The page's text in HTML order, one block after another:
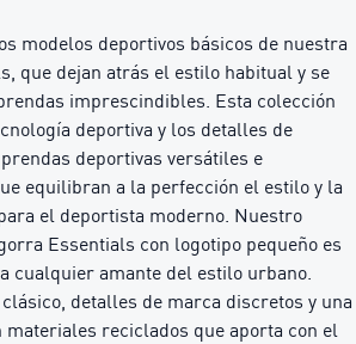
modelos deportivos básicos de nuestra
que dejan atrás el estilo habitual y se
imprescindibles. Esta colección
deportiva y los detalles de
deportivas versátiles e
equilibran a la perfección el estilo y la
el deportista moderno. Nuestro
Essentials con logotipo pequeño es
cualquier amante del estilo urbano.
detalles de marca discretos y una
materiales reciclados que aporta con el